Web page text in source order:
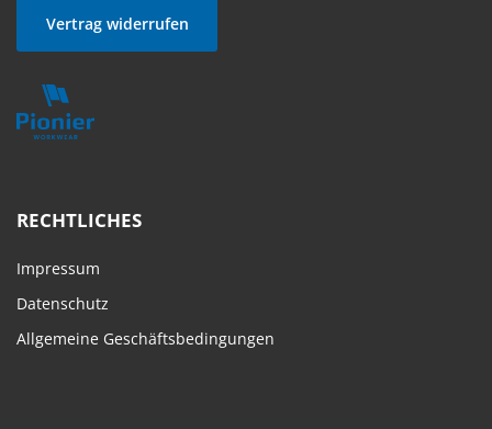
Vertrag widerrufen
RECHTLICHES
Impressum
Datenschutz
Allgemeine Geschäftsbedingungen